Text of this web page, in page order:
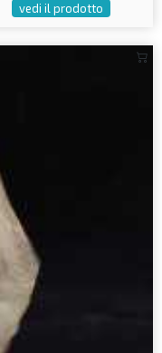
vedi il prodotto